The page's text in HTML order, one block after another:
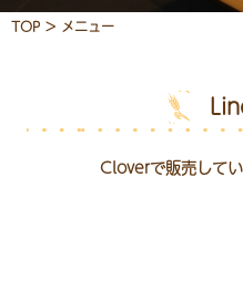
おすす
TOP > メニュー
Cloverで販売して